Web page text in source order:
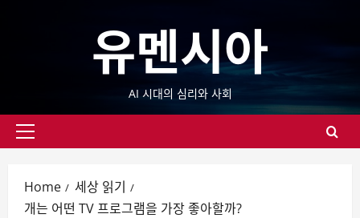
유멘시아
AI 시대의 심리와 사회
Primary
Home
세상 읽기
개는 어떤 TV 프로그램을 가장 좋아할까?